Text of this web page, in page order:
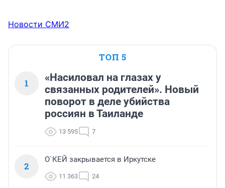
Новости СМИ2
ТОП 5
1
«Насиловал на глазах у
связанных родителей». Новый
поворот в деле убийства
россиян в Таиланде
13 595 7
2
О`КЕЙ закрывается в Иркутске
11 363 24